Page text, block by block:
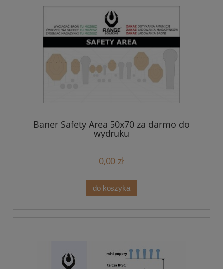
Baner Safety Area 50x70 za darmo do
wydruku
0,00 zł
do koszyka